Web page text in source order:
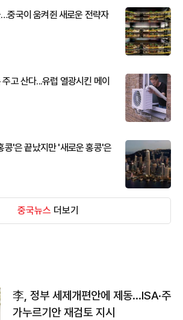
중국이 움켜쥔 새로운 전략자
고 산다...유럽 열광시킨 메이
콩'은 끝났지만 '새로운 홍콩'은
중국뉴스 더보기
李, 정부 세제개편안에 제동…ISA·주
가누르기안 재검토 지시